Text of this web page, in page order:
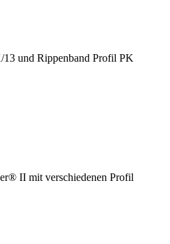
und Rippenband Profil PK
II mit verschiedenen Profil